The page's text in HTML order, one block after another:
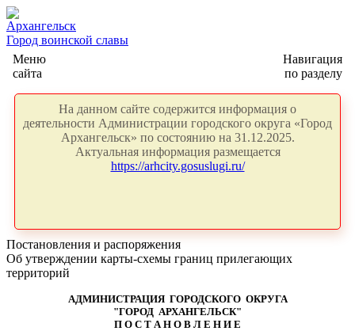
Архангельск
Город воинской славы
Меню
сайта
Навигация
по разделу
На данном сайте содержится информация о
деятельности Администрации городского округа «Город
Архангельск» по состоянию на 31.12.2025.
Актуальная информация размещается
https://arhcity.gosuslugi.ru/
Постановления и распоряжения
Об утверждении карты-схемы границ прилегающих
территорий
АДМИНИСТРАЦИЯ ГОРОДСКОГО ОКРУГА
"ГОРОД АРХАНГЕЛЬСК"
П О С Т А Н О В Л Е Н И Е